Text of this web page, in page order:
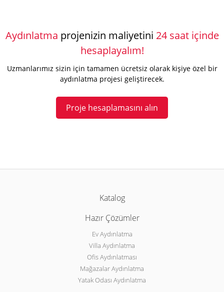
Aydınlatma projenizin maliyetini 24 saat içinde
hesaplayalım!
Uzmanlarımız sizin için tamamen ücretsiz olarak kişiye özel bir
aydınlatma projesi geliştirecek.
Proje hesaplamasını alın
Katalog
Hazır Çözümler
Ev Aydınlatma
Villa Aydınlatma
Ofis Aydınlatması
Mağazalar Aydınlatma
Yatak Odası Aydınlatma